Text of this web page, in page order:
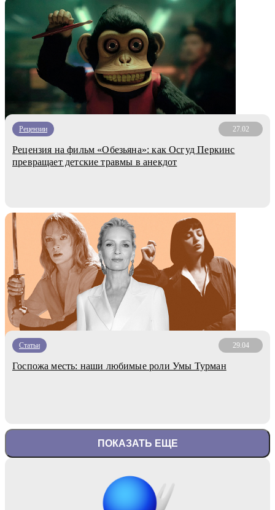
Рецензии 27.02
Рецензия на фильм «Обезьяна»: как Осгуд Перкинс
превращает детские травмы в анекдот
Статьи 29.04
Госпожа месть: наши любимые роли Умы Турман
ПОКАЗАТЬ ЕЩЕ